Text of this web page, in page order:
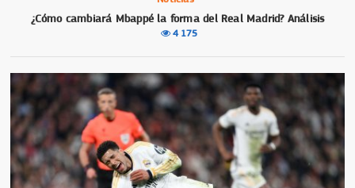
¿Cómo cambiará Mbappé la forma del Real Madrid? Análisis
4 175